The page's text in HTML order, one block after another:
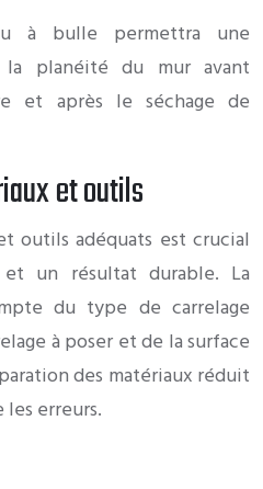
à bulle permettra une
planéité du mur avant
et après le séchage de
et outils
outils adéquats est crucial
un résultat durable. La
du type de carrelage
à poser et de la surface
des matériaux réduit
erreurs.